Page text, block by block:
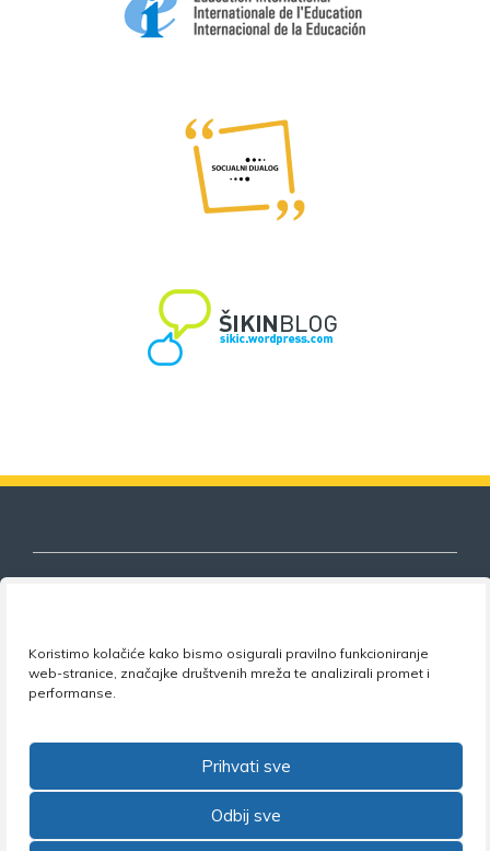
Koristimo kolačiće kako bismo osigurali pravilno funkcioniranje
web-stranice, značajke društvenih mreža te analizirali promet i
performanse.
Prihvati sve
Odbij sve
Nezavisni sindikat znanosti i visokog
obrazovanja
Zagreb •Tel: +385 1 4847 337 •Email: uprava@nsz.hr